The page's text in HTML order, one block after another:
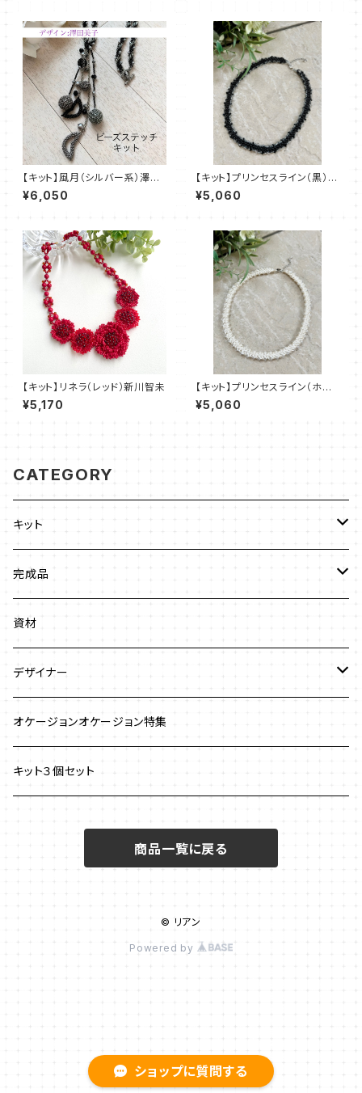
ショップに質問する
【キット】風月（シルバー系）澤田
美子
¥6,050
【キット】プリンセスライン（黒）澤
田美子
¥5,060
【キット】リネラ（レッド）新川智未
¥5,170
【キット】プリンセスライン（ホワ
イト）澤田美子
¥5,060
CATEGORY
キット
ビーズステッチ
ネックレス
ストラップ
ジュエリークロッシェ
クロッシェ
ワイヤーワーク
ネックレス
チェインメイル
完成品
ネックレス
ブレスレット
ピアス
ブローチ
資材
デザイナー
澤田美子
新川智未
オケージョンオケージョン特集
キット３個セット
商品一覧に戻る
© リアン
Powered by